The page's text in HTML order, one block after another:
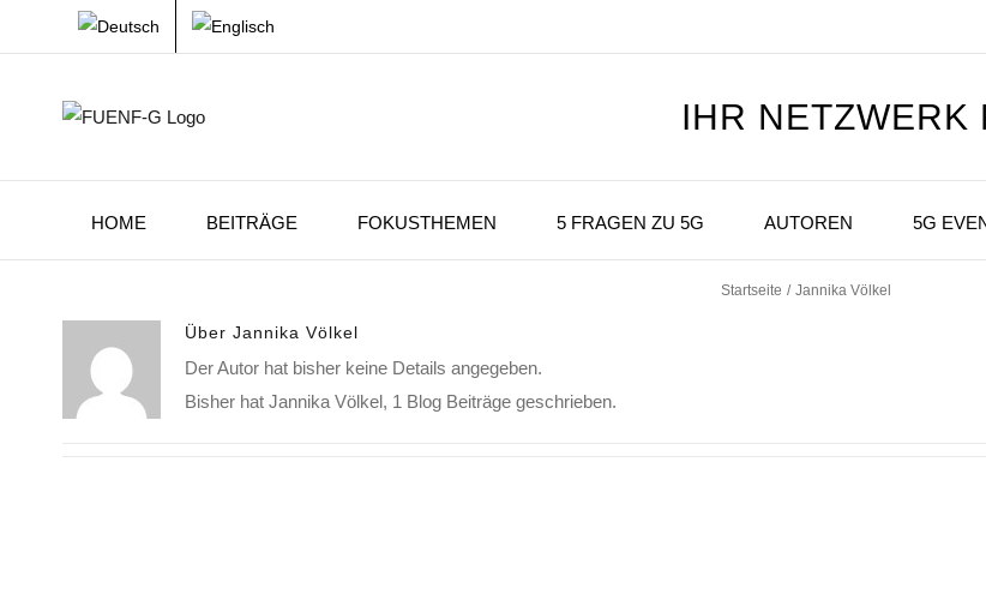
Inhalt
IHR NETZWERK
HOME BEITRÄGE FOKUSTHEMEN 5 FRAGEN ZU 5G AUTOREN 5G
Startseite Jannika Völkel
Über Jannika Völkel
Der Autor hat bisher keine Details angegeben.
Bisher hat Jannika Völkel, 1 Blog Beiträge geschrieben.